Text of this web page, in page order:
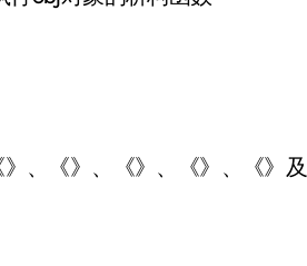
、《》、《》、《》、《》及